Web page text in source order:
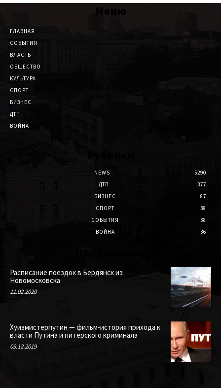
Меню
ГЛАВНАЯ
СОБЫТИЯ
ВЛАСТЬ
ОБЩЕСТВО
КУЛЬТУРА
СПОРТ
БИЗНЕС
ДТП
ВОЙНА
NEWS
5290
ДТП
377
БИЗНЕС
87
СПОРТ
38
СОБЫТИЯ
38
ВОЙНА
36
Расписание поездок в Бердянск из
Новомосковска
11.02.2020
Хуизмистерпутин — фильм-история прихода к
власти Путина и питерского криминала
09.12.2019